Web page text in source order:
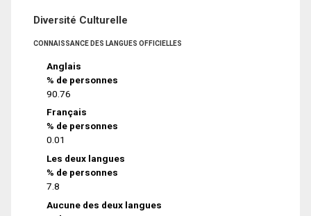
Diversité Culturelle
CONNAISSANCE DES LANGUES OFFICIELLES
Anglais
% de personnes
90.76
Français
% de personnes
0.01
Les deux langues
% de personnes
7.8
Aucune des deux langues